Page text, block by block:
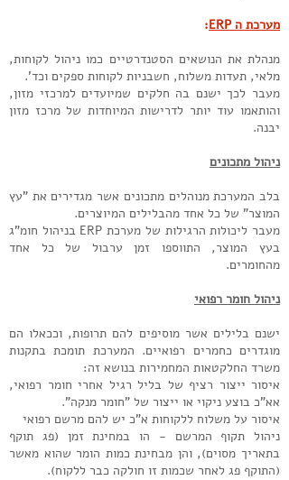
מערכת ה ERP
:
מנהלת את הנושאים הסטנדרטיים כמו ניהול לקוחות,
מלאי, תעדות משלוח, חשבניות לקוחות ספקים וכד'.
מעבר לכך ישנם בה חלקים שמיועדים למרכזי מזון,
והותאמו עוד יותר לדרישות המיוחדות של מרכז מזון
יבנה.
ניהול מתכונים
בלב המערכת מנוהלים מתכונים אשר מגדירים את "עץ
המוצר" של כל אחד מהבלילים המיוצרים.
מעבר ליכולות הרגילות של מערכת ERP בניהול חומ"ג
בעץ המוצר, התווספו זמן ערבול של כל אחד
מהחומרים.
ניהול חומר רפואי
ישנם בלילים אשר מוסיפים להם תרופות, וככאלו הם
מוגדרים כחמרים רפואיים. המערכת תומכת בתקנות
משרד החלקטאות המחמירות בנושא זה:
איסור ייצור רציף של בליל רגיל אחרי חומר רפואי,
אא"כ בוצע ניקוי או ייצור של "חומר מנקה".
איסור על משלוח ללקוחות א"כ יש להם מרשם רפואי
ניהול תקוף המרשם - הו במחינת זמן (פג תוקף
בתאריך מסוים), והן מבחינת כמות הומר שהוא מאשר
(התוקף פג לאחר שכמות זו חולקה כבר ללקוח).